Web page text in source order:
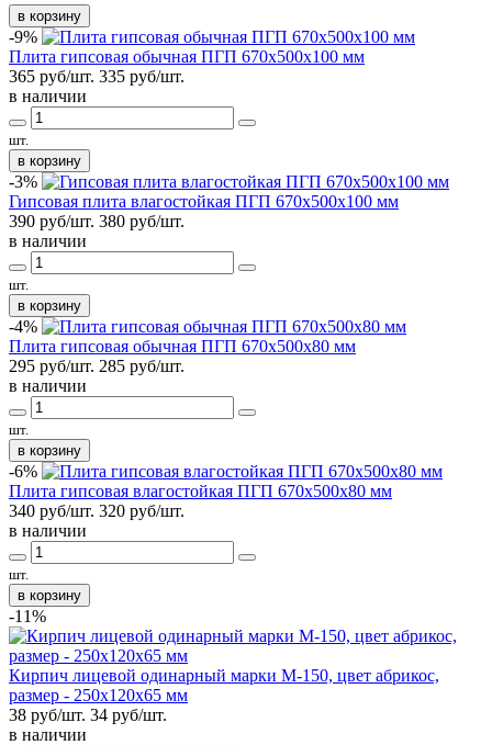
в корзину
-9%
Плита гипсовая обычная ПГП 670х500х100 мм
365 руб/шт. 335 руб/шт.
в наличии
шт.
в корзину
-3%
Гипсовая плита влагостойкая ПГП 670х500х100 мм
390 руб/шт. 380 руб/шт.
в наличии
шт.
в корзину
-4%
Плита гипсовая обычная ПГП 670х500х80 мм
295 руб/шт. 285 руб/шт.
в наличии
шт.
в корзину
-6%
Плита гипсовая влагостойкая ПГП 670х500х80 мм
340 руб/шт. 320 руб/шт.
в наличии
шт.
в корзину
-11%
Кирпич лицевой одинарный марки М-150, цвет абрикос,
размер - 250х120х65 мм
38 руб/шт. 34 руб/шт.
в наличии